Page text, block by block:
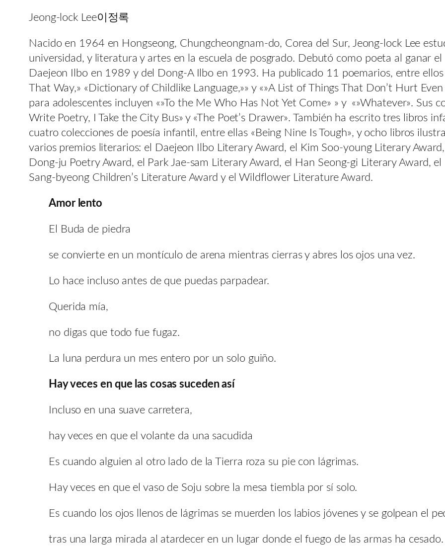
Jeong-lock Lee이정록
Nacido en 1964 en Hongseong, Chungcheongnam-do, Corea del Sur, Jeong-lock Lee
universidad, y literatura y artes en la escuela de posgrado. Debutó como poeta al ganar
Daejeon Ilbo en 1989 y del Dong-A Ilbo en 1993. Ha publicado 11 poemarios, entre ellos
That Way,» «Dictionary of Childlike Language,»» y «»A List of Things That Don’t Hurt
para adolescentes incluyen «»To the Me Who Has Not Yet Come» » y «»Whatever». Sus
Write Poetry, I Take the City Bus» y «The Poet’s Drawer». También ha escrito tres libros
cuatro colecciones de poesía infantil, entre ellas «Being Nine Is Tough», y ocho libros
varios premios literarios: el Daejeon Ilbo Literary Award, el Kim Soo-young Literary
Dong-ju Poetry Award, el Park Jae-sam Literary Award, el Han Seong-gi Literary Award,
Sang-byeong Children’s Literature Award y el Wildflower Literature Award.
Amor lento
El Buda de piedra
se convierte en un montículo de arena mientras cierras y abres los ojos una vez.
Lo hace incluso antes de que puedas parpadear.
Querida mía,
no digas que todo fue fugaz.
La luna perdura un mes entero por un solo guiño.
Hay veces en que las cosas suceden así
Incluso en una suave carretera,
hay veces en que el volante da una sacudida
Es cuando alguien al otro lado de la Tierra roza su pie con lágrimas.
Hay veces en que el vaso de Soju sobre la mesa tiembla por sí solo.
Es cuando los ojos llenos de lágrimas se muerden los labios jóvenes y se golpean el
tras una larga mirada al atardecer en un lugar donde el fuego de las armas ha cesado.